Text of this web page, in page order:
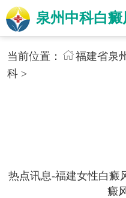
泉州中科白
当前位置： 福建省泉
科>
热点讯息-福建女性白癜
癜